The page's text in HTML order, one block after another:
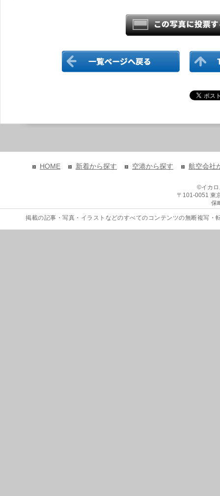
HOME 新着から探す 空港から探す 航空会社
©イカ
〒101-0051 東
保
掲載の記事・写真・イラストなどのすべてのコンテンツの無断複